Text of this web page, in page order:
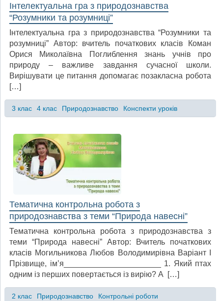
Інтелектуальна гра з природознавства
“Розумники та розумниці”
Інтелектуальна гра з природознавства “Розумники та
розумниці” Автор: вчитель початкових класів Коман
Орися Миколаївна Поглиблення знань учнів про
природу – важливе завдання сучасної школи.
Вирішувати це питання допомагає позакласна робота
[…]
3 клас 4 клас Природознавство Конспекти уроків
Тематична контрольна робота з
природознавства з теми “Природа навесні”
Тематична контрольна робота з природознавства з
теми “Природа навесні” Автор: Вчитель початкових
класів Могильникова Любов Володимирівна Варіант І
Прізвище, ім’я______________________ 1. Який птах
одним із перших повертається із вирію? А […]
2 клас Природознавство Контрольні роботи